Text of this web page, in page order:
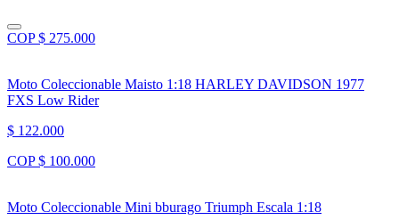
COP $ 275.000
Moto Coleccionable Maisto 1:18 HARLEY DAVIDSON 1977
FXS Low Rider
$ 122.000
COP $ 100.000
Moto Coleccionable Mini bburago Triumph Escala 1:18